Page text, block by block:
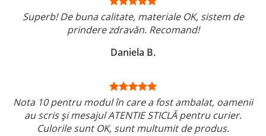
Superb! De buna calitate, materiale OK, sistem de
prindere zdravăn. Recomand!
Daniela B.
Nota 10 pentru modul în care a fost ambalat, oamenii
au scris și mesajul ATENTIE STICLĂ pentru curier.
Culorile sunt OK, sunt multumit de produs.